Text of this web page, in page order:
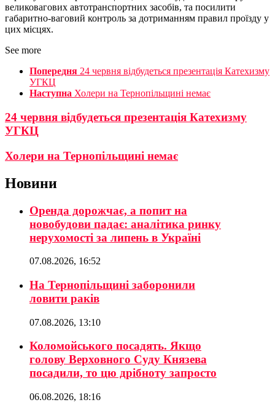
великовагових автотранспортних засобів, та посилити
габаритно-ваговий контроль за дотриманням правил проїзду у
цих місцях.
See more
Попередня 24 червня відбудеться презентація Катехизму
УГКЦ
Наступна Холери на Тернопільщині немає
24 червня відбудеться презентація Катехизму
УГКЦ
Холери на Тернопільщині немає
Новини
Оренда дорожчає, а попит на
новобудови падає: аналітика ринку
нерухомості за липень в Україні
07.08.2026, 16:52
На Тернопільщині заборонили
ловити раків
07.08.2026, 13:10
Коломойського посадять. Якщо
голову Верховного Суду Князева
посадили, то цю дрібноту запросто
06.08.2026, 18:16